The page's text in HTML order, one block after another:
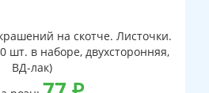
на скотче. Листочки.
шт. в наборе, двухсторонняя,
ВД-лак)